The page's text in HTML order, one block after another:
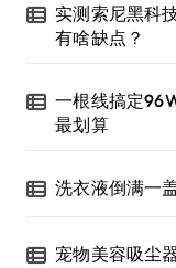
实测索尼黑科
有啥缺点？
一根线搞定
最划算
洗衣液倒满一
宠物美容吸尘